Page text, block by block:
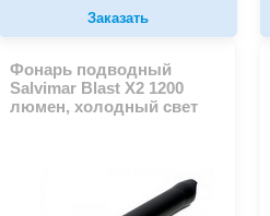
Заказать
Фонарь подводный
Salvimar Blast X2 1200
люмен, холодный свет